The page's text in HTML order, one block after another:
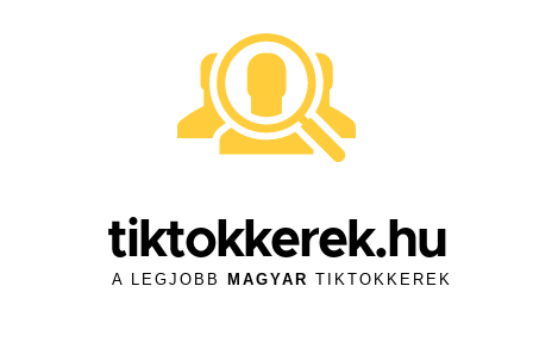
tiktokkerek.hu
A LEGJOBB MAGYAR TIKTOKKEREK